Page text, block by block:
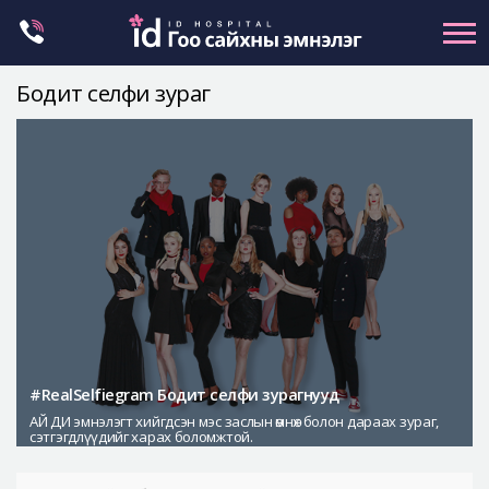
Ботокс , филлер
Галбиржуулах
Let Me In
Бодит селфи зураг
#RealSelfiegram Бодит селфи зурагнууд
АЙ ДИ эмнэлэгт хийгдсэн мэс заслын өмнөх болон дараах зураг,
сэтгэгдлүүдийг харах боломжтой.